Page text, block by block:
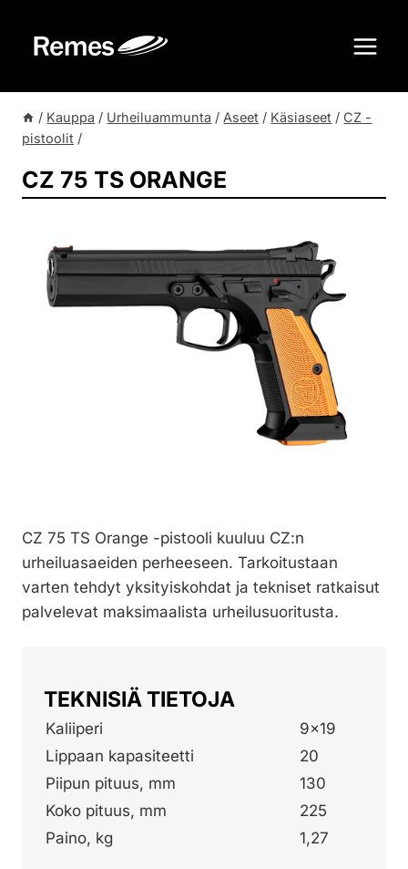
sisältöön
/ Kauppa / Urheiluammunta / Aseet / Käsiaseet / CZ -
pistoolit /
CZ 75 TS ORANGE
CZ 75 TS Orange -pistooli kuuluu CZ:n
urheiluasaeiden perheeseen. Tarkoitustaan
varten tehdyt yksityiskohdat ja tekniset ratkaisut
palvelevat maksimaalista urheilusuoritusta.
TEKNISIÄ TIETOJA
Kaliiperi
9×19
Lippaan kapasiteetti
20
Piipun pituus, mm
130
Koko pituus, mm
225
Paino, kg
1,27